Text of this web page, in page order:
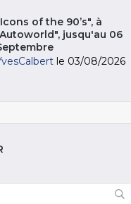
of the 90’s", à
jusqu'au 06
le 03/08/2026